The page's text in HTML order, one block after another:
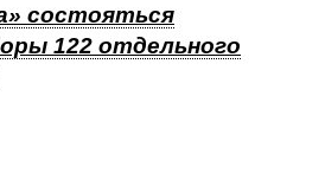
состояться
122 отдельного